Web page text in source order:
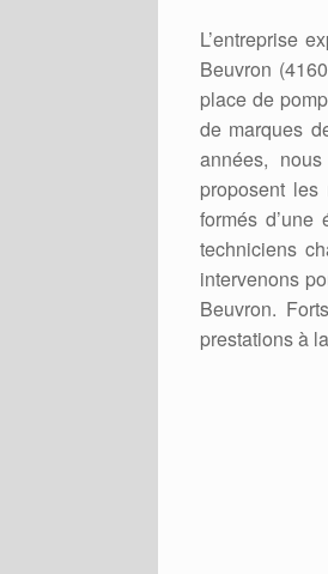
L’entreprise
Beuvron
place de
de marques
années,
proposent
formés
techniciens
intervenons
Beuvron.
prestations à